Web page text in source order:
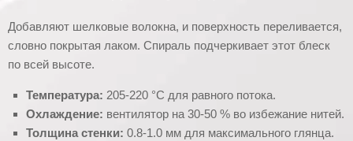
Добавляют шелковые волокна, и поверхность переливается,
словно покрытая лаком. Спираль подчеркивает этот блеск
по всей высоте.
Температура: 205-220 °C для равного потока.
Охлаждение: вентилятор на 30-50 % во избежание нитей.
Толщина стенки: 0.8-1.0 мм для максимального глянца.